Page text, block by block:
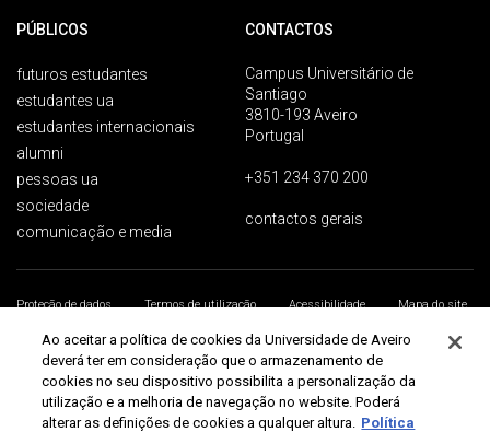
PÚBLICOS
futuros estudantes
estudantes ua
estudantes internacionais
alumni
pessoas ua
sociedade
comunicação e media
CONTACTOS
Campus Universitário de
Santiago
3810-193 Aveiro
Portugal
+351 234 370 200
contactos gerais
Proteção de dados Termos de utilização Acessibilidade
Mapa do site
Universidade de Aveiro 2026
Ao aceitar a política de cookies da Universidade de Aveiro
deverá ter em consideração que o armazenamento de
cookies no seu dispositivo possibilita a personalização da
utilização e a melhoria de navegação no website. Poderá
alterar as definições de cookies a qualquer altura. Política